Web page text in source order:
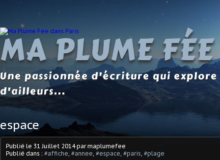
MA PLUME
Une passionnée d'écriture qui
d'ailleurs...
espace
Publié le 31 Juillet 2014par maplumefee
Publié dans : #affiche #annee #espace #paris #plage